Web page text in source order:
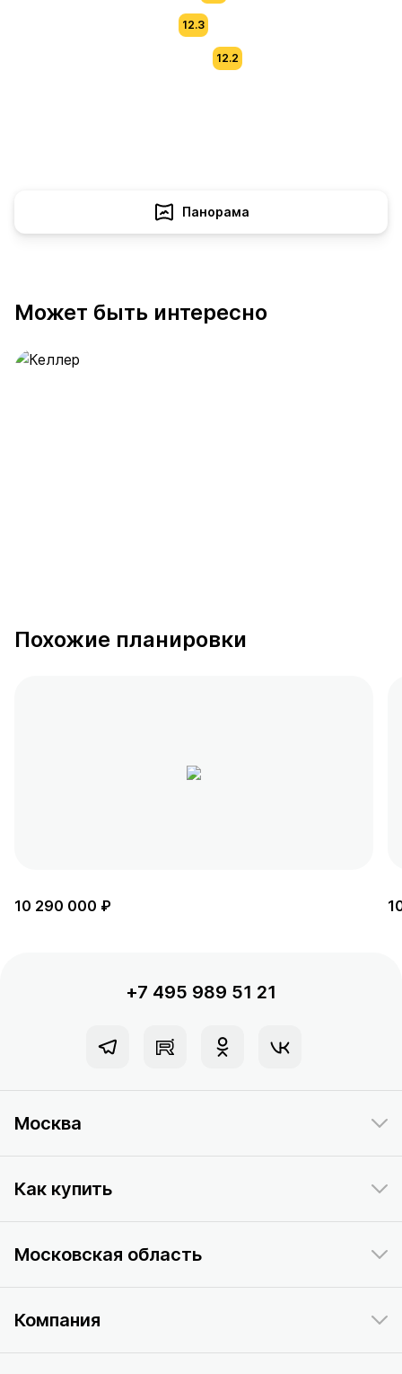
12.2
12.3
Панорама
Может быть интересно
Похожие планировки
10 290 000 ₽
+7 495 989 51 21
Москва
Как купить
Московская область
Компания